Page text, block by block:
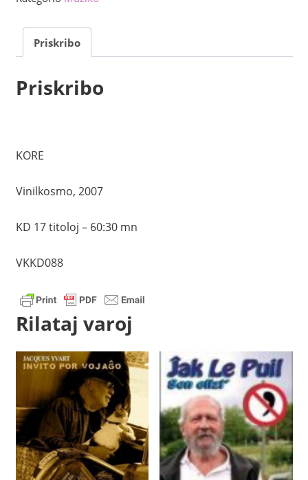
Priskribo
Priskribo
KORE
Vinilkosmo, 2007
KD 17 titoloj – 60:30 mn
VKKD088
Rilataj varoj